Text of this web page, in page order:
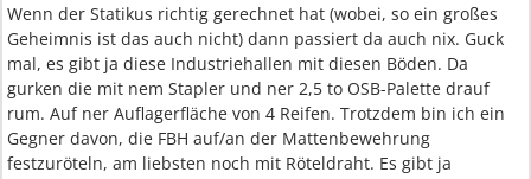
Wenn der Statikus richtig gerechnet hat (wobei, so ein großes
Geheimnis ist das auch nicht) dann passiert da auch nix. Guck
mal, es gibt ja diese Industriehallen mit diesen Böden. Da
gurken die mit nem Stapler und ner 2,5 to OSB-Palette drauf
rum. Auf ner Auflagerfläche von 4 Reifen. Trotzdem bin ich ein
Gegner davon, die FBH auf/an der Mattenbewehrung
festzuröteln, am liebsten noch mit Röteldraht. Es gibt ja